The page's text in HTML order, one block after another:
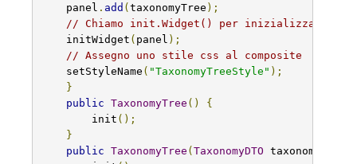
panel . add ( taxonomyTree );
// Chiamo init.Widget() per inizializzare il
initWidget ( panel );
// Assegno uno stile css al composite
setStyleName ( "TaxonomyTreeStyle" );
}
public TaxonomyTree ()
{
init ();
}
public TaxonomyTree ( TaxonomyDTO taxonomyDTO